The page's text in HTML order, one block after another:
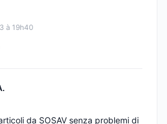
à 19h40
da SOSAV senza problemi di